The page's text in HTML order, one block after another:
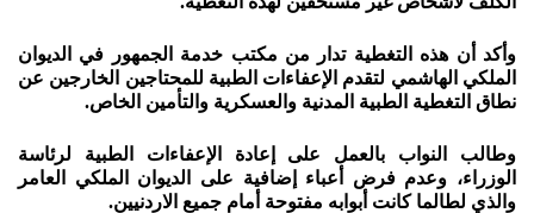
وأكد أن هذه التغطية تدار من مكتب خدمة الجمهور في الديوان
الملكي الهاشمي لتقدم الإعفاءات الطبية للمحتاجين الخارجين عن
نطاق التغطية الطبية المدنية والعسكرية والتأمين الخاص.
وطالب النواب بالعمل على إعادة الإعفاءات الطبية لرئاسة
الوزراء، وعدم فرض أعباء إضافية على الديوان الملكي العامر
والذي لطالما كانت أبوابه مفتوحة أمام جميع الاردنيين.